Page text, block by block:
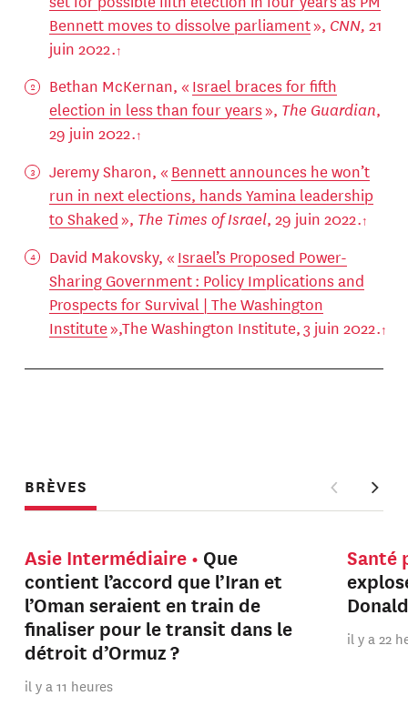
Bennett moves to dissolve parliament», CNN, 21
juin 2022.
Bethan McKernan, « Israel braces for fifth
election in less than four years», The Guardian,
29 juin 2022.
Jeremy Sharon, « Bennett announces he won’t
run in next elections, hands Yamina leadership
to Shaked», The Times of Israel, 29 juin 2022.
David Makovsky, « Israel’s Proposed Power-
Sharing Government : Policy Implications and
Prospects for Survival | The Washington
Institute»,The Washington Institute, 3 juin 2022.
BRÈVES
Asie Intermédiaire
Que
contient l’accord que l’Iran et
l’Oman seraient en train de
finaliser pour le transit dans le
détroit d’Ormuz ?
il y a 11 heures
Santé
il y a 22